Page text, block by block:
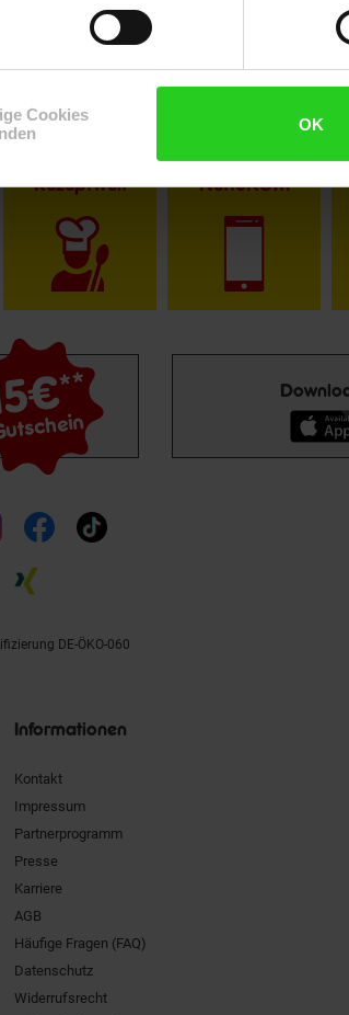
Cookies
OK
Rezeptwelt NettoKOM
**
DE-ÖKO-060
Informationen
Kontakt
Impressum
Partnerprogramm
Presse
Karriere
AGB
Häufige Fragen (FAQ)
Datenschutz
Widerrufsrecht